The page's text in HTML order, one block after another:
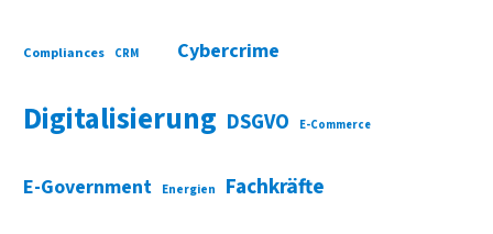
Compliances CRM Cybercrime
Digitalisierung DSGVO E-Commerce
E-Government Energien Fachkräfte